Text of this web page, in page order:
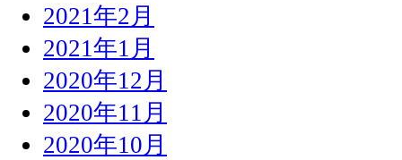
2021年2月
2021年1月
2020年12月
2020年11月
2020年10月